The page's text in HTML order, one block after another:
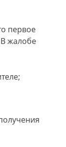
первое
жалобе